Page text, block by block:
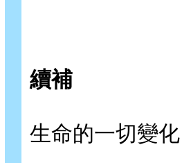
續補
生命的一切變化